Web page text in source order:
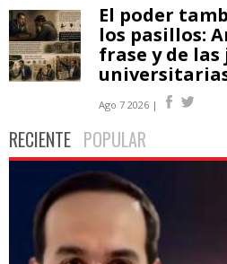
El poder
los pasillos:
frase y de
Ago 7 2026 |
RECIENTE POPULAR